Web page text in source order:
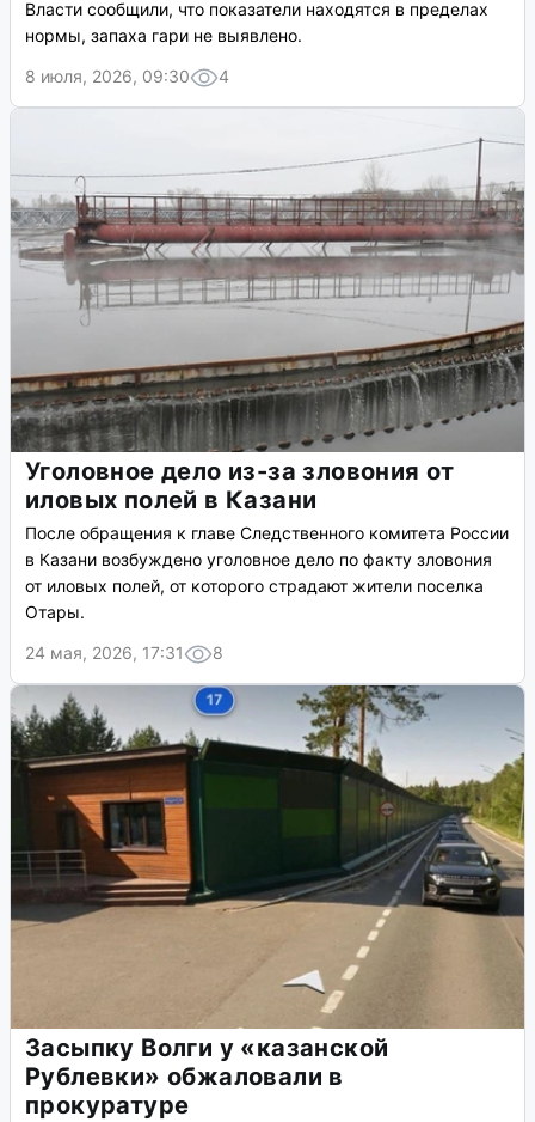
Власти сообщили, что показатели находятся в пределах
нормы, запаха гари не выявлено.
8 июля, 2026, 09:30
4
Уголовное дело из-за зловония от
иловых полей в Казани
После обращения к главе Следственного комитета России
в Казани возбуждено уголовное дело по факту зловония
от иловых полей, от которого страдают жители поселка
Отары.
24 мая, 2026, 17:31
8
Засыпку Волги у «казанской
Рублевки» обжаловали в
прокуратуре